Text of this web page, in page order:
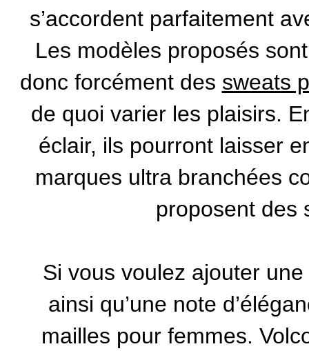
s’accordent parfaitement
Les modèles proposés
donc forcément des sweats
de quoi varier les plaisirs.
éclair, ils pourront laisser
marques ultra branchées
proposent des
Si vous voulez ajouter
ainsi qu’une note
mailles pour femmes.